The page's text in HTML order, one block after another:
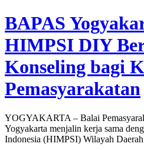
BAPAS
HIMPSI DIY
Konseling bagi
Pemasyarakatan
YOGYAKARTA – Balai
Yogyakarta menjalin kerja sama
Indonesia (HIMPSI) Wilayah